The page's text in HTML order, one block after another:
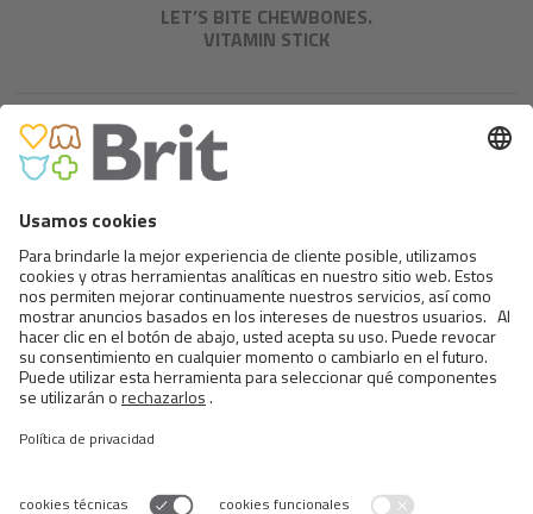
LET’S BITE CHEWBONES.
VITAMIN STICK
BRIT MEAT JERKY SNACK–DUCK
PROTEIN BAR